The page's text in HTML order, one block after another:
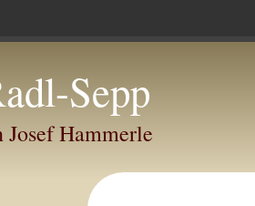
Sepp
Josef Hammerle